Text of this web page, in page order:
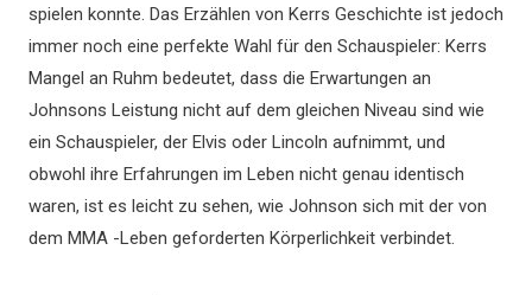
spielen konnte. Das Erzählen von Kerrs Geschichte ist jedoch
immer noch eine perfekte Wahl für den Schauspieler: Kerrs
Mangel an Ruhm bedeutet, dass die Erwartungen an
Johnsons Leistung nicht auf dem gleichen Niveau sind wie
ein Schauspieler, der Elvis oder Lincoln aufnimmt, und
obwohl ihre Erfahrungen im Leben nicht genau identisch
waren, ist es leicht zu sehen, wie Johnson sich mit der von
dem MMA -Leben geforderten Körperlichkeit verbindet.